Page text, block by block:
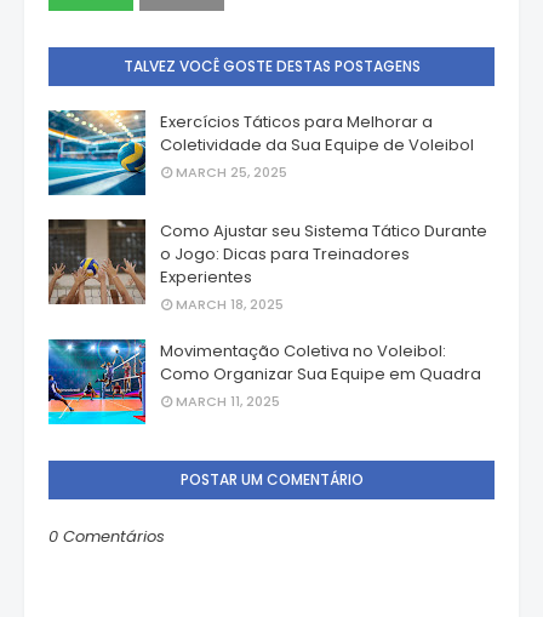
TALVEZ VOCÊ GOSTE DESTAS POSTAGENS
Exercícios Táticos para Melhorar a
Coletividade da Sua Equipe de Voleibol
MARCH 25, 2025
Como Ajustar seu Sistema Tático Durante
o Jogo: Dicas para Treinadores
Experientes
MARCH 18, 2025
Movimentação Coletiva no Voleibol:
Como Organizar Sua Equipe em Quadra
MARCH 11, 2025
POSTAR UM COMENTÁRIO
0 Comentários